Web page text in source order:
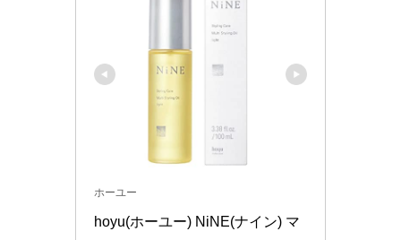
ホーユー
hoyu(ホーユー) NiNE(ナイン) マ